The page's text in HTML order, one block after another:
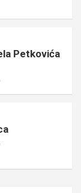
Petkovića